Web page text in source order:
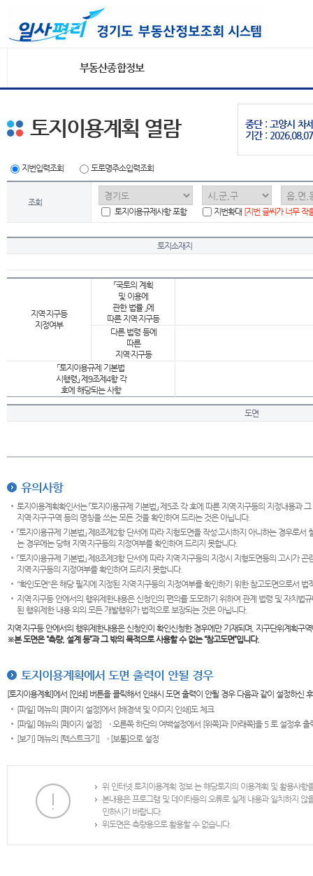
부동산종합정보
중단 : 고양시 차
기간 :
토지이용계획 열람
지번입력조회 도로명주소입력조회
조회
토지이용규제사항 포함
지번확대 [지번 글씨가 너무 작
토지소재지
지역·지구등
지정여부
「국토의 계획
및 이용에
관한 법률 」에
따른 지역·지구등
다른 법령 등에
따른
지역·지구등
「토지이용규제 기본법
시행령」 제9조제4항 각
호에 해당되는 사항
도면
유의사항
토지이용계획확인서는 「토지이용규제 기본법」 제5조 각 호에 따른 지역·지구등의 지정내용
지역·지구·구역 등의 명칭을 쓰는 모든 것을 확인하여 드리는 것은 아닙니다.
「토지이용규제 기본법」 제8조제2항 단서에 따라 지형도면을 작성·고시하지 아니하는 경우로
는 경우에는 당해 지역·지구등의 지정여부를 확인하여 드리지 못합니다.
「토지이용규제 기본법」 제8조제3항 단서에 따라 지역·지구등의 지정시 지형도면등의 고시가
지역·지구등의 지정여부를 확인하여 드리지 못합니다.
"확인도면"은 해당 필지에 지정된 지역·지구등의 지정여부를 확인하기 위한 참고도면으로서
지역·지구등 안에서의 행위제한내용은 신청인의 편의를 도모하기 위하여 관계 법령 및 자치
된 행위제한 내용 외의 모든 개발행위가 법적으로 보장되는 것은 아닙니다.
지역·지구등 안에서의 행위제한내용은 신청인이 확인신청한 경우에만 기재되며, 지구단위계획
※본 도면은“측량, 설계 등”과 그 밖의 목적으로 사용할 수 없는 “참고도면”입니다.
토지이용계획에서 도면 출력이 안될 경우
[토지이용계획]에서 [인쇄] 버튼을 클릭해서 인쇄시 도면 출력이 안될 경우 다음과 같이 설정하신
[파일] 메뉴의 [페이지 설정]에서 [배경색 및 이미지 인쇄]도 체크
[파일] 메뉴의 [페이지 설정] → 오른쪽 하단의 여백설정에서 [위쪽]과 [아래쪽]을 5 로 설정후 출
[보기] 메뉴의 [텍스트크기] → [보통]으로 설정
위 인터넷 토지이용계획 정보 는 해당토지의 이용계획 및 활용사
본내용은 프로그램 및 데이타등의 오류로 실제 내용과 일치하지
인하시기 바랍니다.
위도면은 측량용으로 활용할 수 없습니다.